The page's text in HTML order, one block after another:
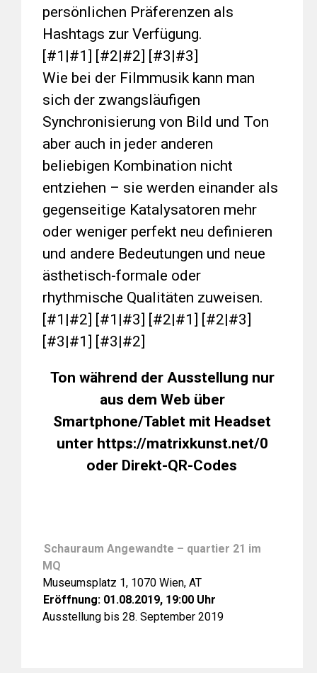
persönlichen Präferenzen als
Hashtags zur Verfügung.
[#1|#1] [#2|#2] [#3|#3]
Wie bei der Filmmusik kann man
sich der zwangsläufigen
Synchronisierung von Bild und Ton
aber auch in jeder anderen
beliebigen Kombination nicht
entziehen – sie werden einander als
gegenseitige Katalysatoren mehr
oder weniger perfekt neu definieren
und andere Bedeutungen und neue
ästhetisch-formale oder
rhythmische Qualitäten zuweisen.
[#1|#2] [#1|#3] [#2|#1] [#2|#3]
[#3|#1] [#3|#2]
Ton während der Ausstellung nur
aus dem Web über
Smartphone/Tablet mit Headset
unter https://matrixkunst.net/0
oder Direkt-QR-Codes
Schauraum Angewandte – quartier 21 im
MQ
Museumsplatz 1, 1070 Wien, AT
Eröffnung: 01.08.2019, 19:00 Uhr
Ausstellung bis 28. September 2019